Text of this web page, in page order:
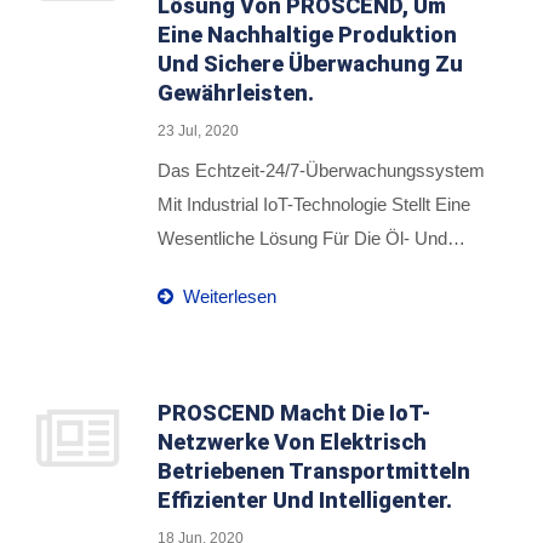
Zu Steuern. Dieses Mobile Solarsystem
Wurde Bereits Von Einem Weltweit
Führenden Elektrofahrzeughersteller,
Einem Erstklassigen Smartphone-
Hersteller Und Einer Bekannten Luft- Und
Raumfahrtbehörde Eingesetzt.
PROSCEND Integriert Den Industriellen
Cloudbasierte IoT-Verwaltungssystem
Geräte Zu Vereinfachen Und Probleme In
Echtzeit Zu Identifizieren, Systeme
Remote Zu Verwalten Und Betriebskosten
Zu Senken.
Lösungen.
Lösung Von PROSCEND, Um
Eine Nachhaltige Produktion
Und Sichere Überwachung Zu
Gewährleisten.
23 Jul, 2020
Das Echtzeit-24/7-Überwachungssystem
Mit Industrial IoT-Technologie Stellt Eine
Wesentliche Lösung Für Die Öl- Und
Die Überwachung Von Anlagen Und Die
Zuverlässige Netzwerkverbindung Und
Ausreichende Stromversorgung Für Die
Überwachungsinfrastruktur
Sicherzustellen, Da Sich Die Öltanks In
Weiterlesen
PROSCEND Macht Die IoT-
Netzwerke Von Elektrisch
Betriebenen Transportmitteln
Effizienter Und Intelligenter.
18 Jun, 2020